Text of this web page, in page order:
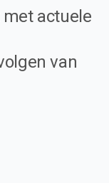
actuele
van